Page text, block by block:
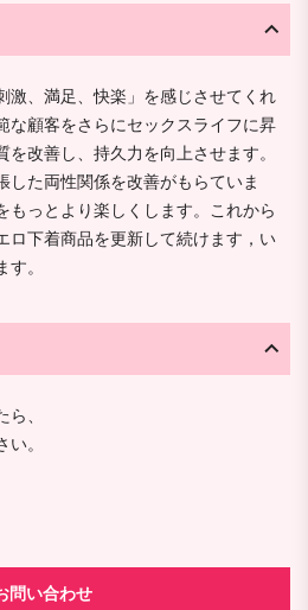
激、満足、快楽」を感じさせてくれ
な顧客をさらにセックスライフに昇
改善し、持久力を向上させます。
した両性関係を改善がもらていま
もっとより楽しくします。これから
ロ下着商品を更新して続けます，い
。
、
。
問い合わせ